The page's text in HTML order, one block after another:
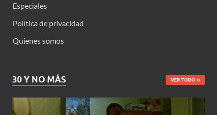
Especiales
Política de privacidad
Quienes somos
30 Y NO MÁS VER TODO